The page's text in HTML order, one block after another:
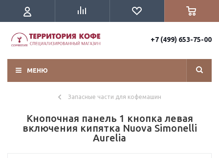
+7 (499) 653-75-00
МЕНЮ
Запасные части для кофемашин
Кнопочная панель 1 кнопка левая
включения кипятка Nuova Simonelli
Aurelia